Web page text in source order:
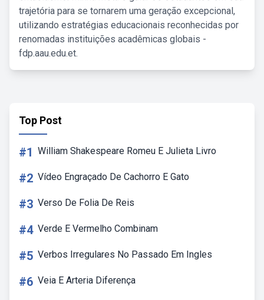
trajetória para se tornarem uma geração excepcional,
utilizando estratégias educacionais reconhecidas por
renomadas instituições acadêmicas globais -
fdp.aau.edu.et.
Top Post
#1 William Shakespeare Romeu E Julieta Livro
#2 Vídeo Engraçado De Cachorro E Gato
#3 Verso De Folia De Reis
#4 Verde E Vermelho Combinam
#5 Verbos Irregulares No Passado Em Ingles
#6 Veia E Arteria Diferença